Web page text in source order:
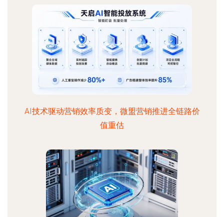
AI技术驱动营销效率质变，微盟营销推进全链路价
值重估